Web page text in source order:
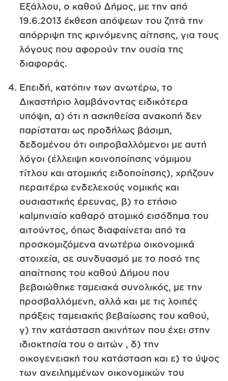
Εξάλλου, ο καθού Δήμος, με την από
19.6.2013 έκθεση απόψεων του ζητά την
απόρριψη της κρινόμενης αίτησης, για τους
λόγους που αφορούν την ουσία της
διαφοράς.
Επειδή, κατόπιν των ανωτέρω, το
Δικαστήριο λαμβάνοντας ειδικότερα
υπόψη, α) ότι η ασκηθείσα ανακοπή δεν
παρίσταται ως προδήλως βάσιμη,
δεδομένου ότι οιπροβαλλόμενοι με αυτή
λόγοι (έλλειψη κοινοποίησης νόμιμου
τίτλου και ατομικής ειδοποίησης), χρήζουν
περαιτέρω ενδελεχούς νομικής και
ουσιαστικής έρευνας, β) το ετήσιο
καlμηνιαίο καθαρό ατομικό εισόδημα του
αιτούντος, όπως διαφαίνεται από τα
προσκομιζόμενα ανωτέρω οικονομικά
στοιχεία, σε συνδυασμό με το ποσό της
απαίτησης του καθού Δήμου που
βεβαιώθηκε ταμειακά συνολικός, με την
προσβαλλόμενη, αλλά και με τις λοιπές
πράξεις ταμειακής βεβαίωσης του καθού,
γ) την κατάσταση ακινήτων που έχει στην
ιδιοκτησία του ο αιτών , δ) την
οικογενειακή του κατάσταση και ε) το ύψος
των ανειλημμένων οικονομικών του